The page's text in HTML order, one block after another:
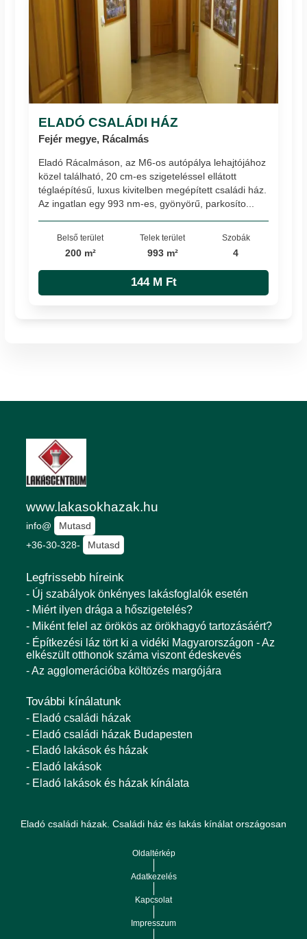
ELADÓ CSALÁDI HÁZ
Fejér megye, Rácalmás
Eladó Rácalmáson, az M6-os autópálya lehajtójához
közel található, 20 cm-es szigeteléssel ellátott
téglaépítésű, luxus kivitelben megépített családi ház.
Az ingatlan egy 993 nm-es, gyönyörű, parkosíto...
Belső terület
200 m²
Telek terület
993 m²
Szobák
4
144 M Ft
www.lakasokhazak.hu
info@
Mutasd
+36-30-328-
Mutasd
Legfrissebb híreink
- Új szabályok önkényes lakásfoglalók esetén
- Miért ilyen drága a hőszigetelés?
- Miként felel az örökös az örökhagyó tartozásáért?
- Építkezési láz tört ki a vidéki Magyarországon - Az
elkészült otthonok száma viszont édeskevés
- Az agglomerációba költözés margójára
További kínálatunk
- Eladó családi házak
- Eladó családi házak Budapesten
- Eladó lakások és házak
- Eladó lakások
- Eladó lakások és házak kínálata
Eladó családi házak. Családi ház és lakás kínálat országosan
Oldaltérkép
Adatkezelés
Kapcsolat
Impresszum